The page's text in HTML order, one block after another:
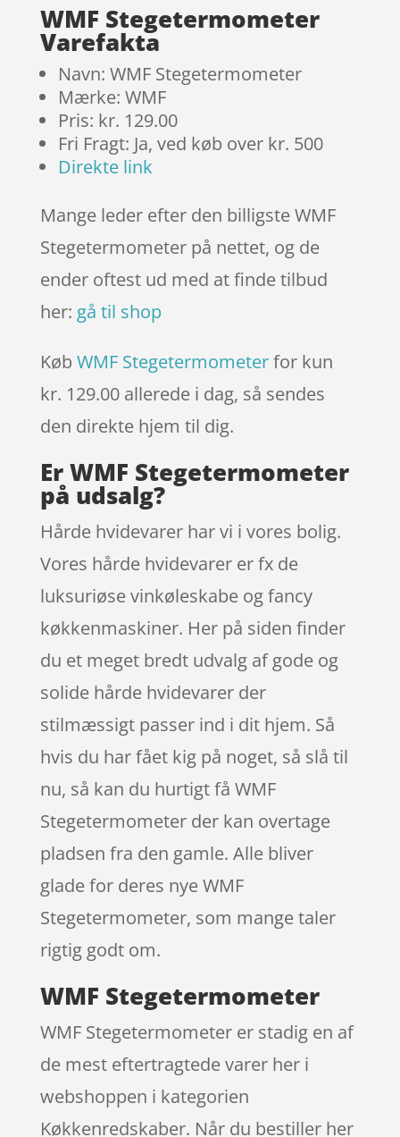
mmelser
WMF Stegetermometer
Varefakta
Navn: WMF Stegetermometer
Mærke: WMF
Pris: kr. 129.00
Fri Fragt: Ja, ved køb over kr. 500
Direkte link
Mange leder efter den billigste WMF
Stegetermometer på nettet, og de
ender oftest ud med at finde tilbud
her: gå til shop
Køb WMF Stegetermometerfor kun
kr. 129.00 allerede i dag, så sendes
den direkte hjem til dig.
Er WMF Stegetermometer
på udsalg?
Hårde hvidevarer har vi i vores bolig.
Vores hårde hvidevarer er fx de
luksuriøse vinkøleskabe og fancy
køkkenmaskiner. Her på siden finder
du et meget bredt udvalg af gode og
solide hårde hvidevarer der
stilmæssigt passer ind i dit hjem. Så
hvis du har fået kig på noget, så slå til
nu, så kan du hurtigt få WMF
Stegetermometer der kan overtage
pladsen fra den gamle. Alle bliver
glade for deres nye WMF
Stegetermometer, som mange taler
rigtig godt om.
WMF Stegetermometer
WMF Stegetermometer er stadig en af
de mest eftertragtede varer her i
webshoppen i kategorien
Køkkenredskaber. Når du bestiller her